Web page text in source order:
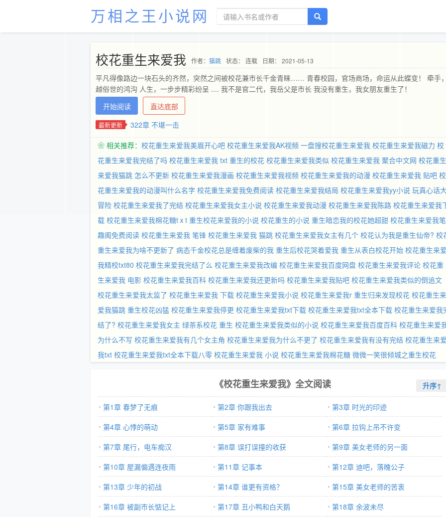
万相之王小说网
校花重生来爱我 作者： 猫跳 状态： 连载 日期： 2021-05-13
平凡得像路边一块石头的齐然，突然之间被校花兼市长千金青睐…… 青春校园，官场商场，命运从此蝶变！ 牵手
越俗世的鸿沟 人生，一步步精彩纷呈 .... 我不是官二代，我岳父是市长 我没有重生，我女朋友重生了！
开始阅读
直达底部
最新更新 322章 不堪一击
❀ 相关推荐： 校花重生来爱我美眉开心吧 校花重生来爱我AK视频 一盘搜校花重生来爱我 校花重生来爱我磁力 校
花重生来爱我完结了吗 校花重生来爱我 txt 重生的校花 校花重生来爱我类似 校花重生来爱我 聚合中文网 校花重生
来爱我猫跳 怎么不更新 校花重生来爱我漫画 校花重生来爱我视频 校花重生来爱我的动漫 校花重生来爱我 贴吧 校
花重生来爱我的动漫叫什么名字 校花重生来爱我免费阅读 校花重生来爱我结局 校花重生来爱我yy小说 玩真心话
冒险 校花重生来爱我了完结 校花重生来爱我女主小说 校花重生来爱我动漫 校花重生来爱我陈路 校花重生来爱我
载 校花重生来爱我棉花糖tⅹt 重生校花来爱我的小说 校花重生的小说 重生暗恋我的校花她超甜 校花重生来爱我笔
趣阁免费阅读 校花重生来爱我 笔锋 校花重生来爱我 猫跳 校花重生来爱我女主有几个 校花认为我是重生仙帝? 校
重生来爱我为啥不更新了 病态千金校花总是缠着废柴的我 重生后校花哭着爱我 重生从表白校花开始 校花重生来爱
我精校txt80 校花重生来爱我完结了么 校花重生来爱我改编 校花重生来爱我百度网盘 校花重生来爱我评论 校花重
生来爱我 电影 校花重生来爱我百科 校花重生来爱我还更新吗 校花重生来爱我贴吧 校花重生来爱我类似的倒追文
校花重生来爱我太监了 校花重生来爱我 下载 校花重生来爱我小说 校花重生来爱我r 重生归来发现校花 校花重生来
爱我猫跳 重生校花凶猛 校花重生来爱我停更 校花重生来爱我txt下载 校花重生来爱我txt全本下载 校花重生来爱我
结了? 校花重生来爱我女主 绿茶系校花 重生 校花重生来爱我类似的小说 校花重生来爱我百度百科 校花重生来爱
为什么不写 校花重生来爱我有几个女主角 校花重生来爱我为什么不更了 校花重生来爱我有没有完结 校花重生来爱
我txt 校花重生来爱我txt全本下载八零 校花重生来爱我 小说 校花重生来爱我棉花糖 微微一笑很倾城之重生校花
《校花重生来爱我》全文阅读 升序↑
第1章 春梦了无痕 第2章 你跟我出去
第3章 时光的印迹
第4章 心悸的萌动
第5章 家有难事
第6章 拉钩上吊不许变
第7章 尾行，电车痴汉
第8章 误打误撞的收获
第9章 美女老师的另一面
第10章 屋漏偏遇连夜雨
第11章 记事本
第12章 迪吧，落魄公子
第13章 少年的初战
第14章 谁更有资格？
第15章 美女老师的苦衷
第16章 被副市长惦记上
第17章 丑小鸭和白天鹅
第18章 余波未尽